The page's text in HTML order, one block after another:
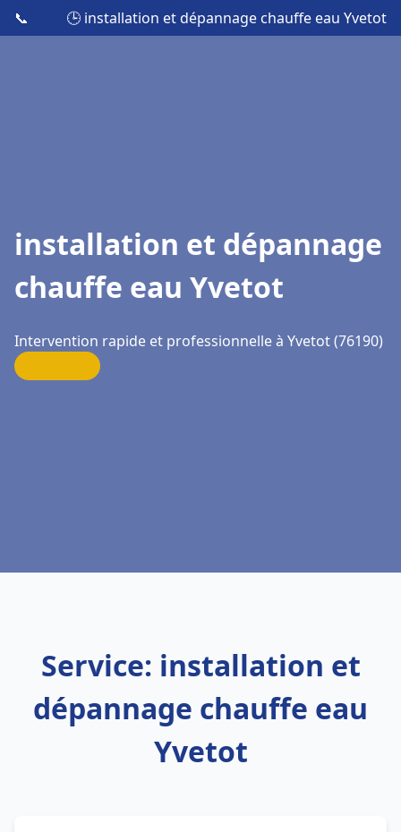
📞 🕒 installation et dépannage chauffe eau Yvetot
installation et dépannage
chauffe eau Yvetot
Intervention rapide et professionnelle à Yvetot (76190)
Service: installation et
dépannage chauffe eau
Yvetot